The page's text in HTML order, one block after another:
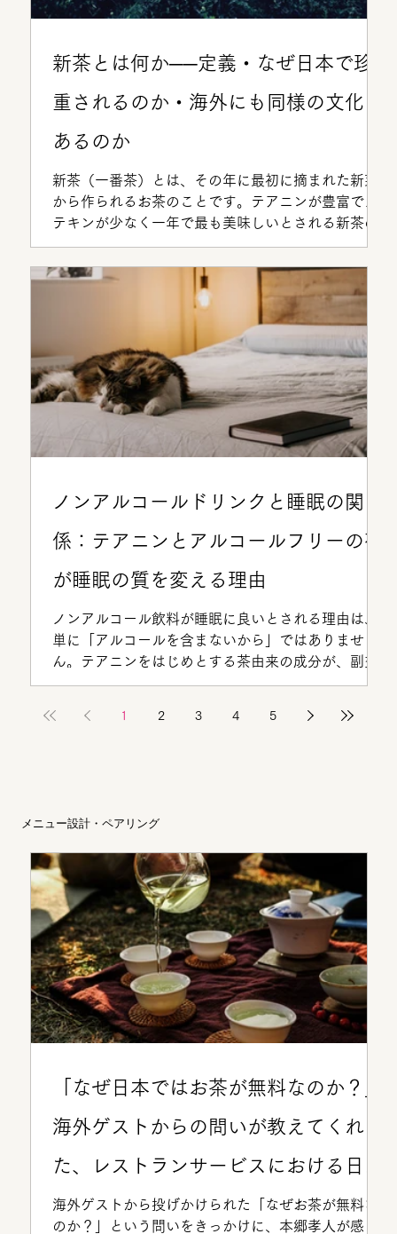
新茶とは何か──定義・なぜ日本で珍
重されるのか・海外にも同様の文化は
あるのか
新茶（一番茶）とは、その年に最初に摘まれた新芽
から作られるお茶のことです。テアニンが豊富でカ
テキンが少なく一年で最も美味しいとされる新茶の
科学的な理由、八十八夜との文化的なつながり、中
国の明前茶やインドのファーストフラッシュとの比
ノンアルコールドリンクと睡眠の関
係：テアニンとアルコールフリーの夜
が睡眠の質を変える理由
ノンアルコール飲料が睡眠に良いとされる理由は、
単に「アルコールを含まないから」ではありませ
ん。テアニンをはじめとする茶由来の成分が、副交
感神経を整え、より深い眠りへと導くメカニズムを
1 2 3 4 5
メニュー設計・ペアリング
「なぜ日本ではお茶が無料なのか？」
海外ゲストからの問いが教えてくれ
た、レストランサービスにおける日本
茶の可能性
海外ゲストから投げかけられた「なぜお茶が無料な
のか？」という問いをきっかけに、本郷孝人が感じ